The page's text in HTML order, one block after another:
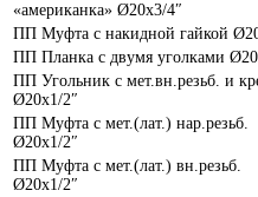
«американка» Ø20х3/4″
ПП Муфта с накидной гайкой
ПП Планка с двумя уголками
ПП Угольник с мет.вн.резьб. и
Ø20х1/2″
ПП Муфта с мет.(лат.) нар.резьб.
Ø20х1/2″
ПП Муфта с мет.(лат.) вн.резьб.
Ø20х1/2″